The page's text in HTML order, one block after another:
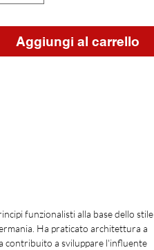
Aggiungi al carrello
funzionalisti alla base dello stile
Ha praticato architettura a
contribuito a sviluppare l'influente